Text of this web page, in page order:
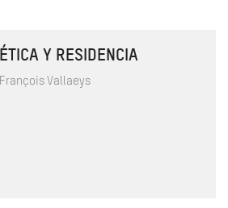
ÉTICA Y RESIDENCIA
François Vallaeys